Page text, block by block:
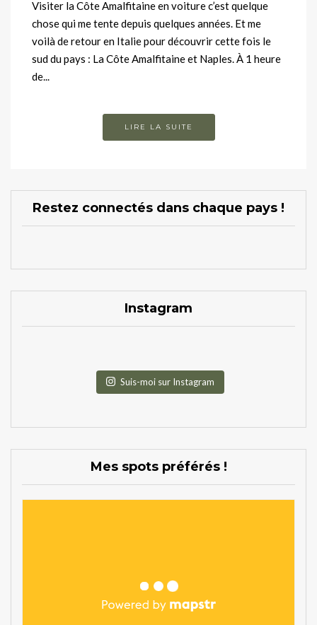
Visiter la Côte Amalfitaine en voiture c’est quelque
chose qui me tente depuis quelques années. Et me
voilà de retour en Italie pour découvrir cette fois le
sud du pays : La Côte Amalfitaine et Naples. À 1 heure
de...
LIRE LA SUITE
Restez connectés dans chaque pays !
Instagram
Suis-moi sur Instagram
Mes spots préférés !